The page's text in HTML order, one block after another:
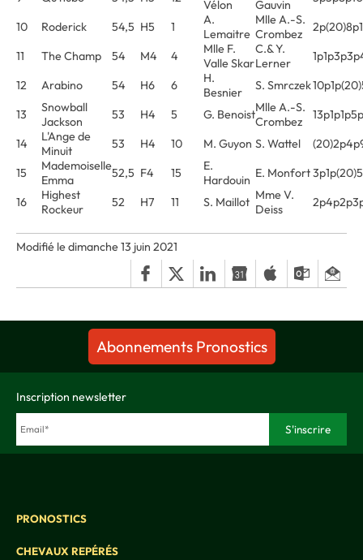
Vélon
Gauvin
10
Roderick 54,5 H5 1
A.
Lemaitre
Mlle A.-S.
Crombez
11
The Champ 54 M4 4
Mlle F.
Valle Skar
C.& Y.
Lerner
12
Arabino 54 H6 6
H.
Besnier
S. Smrczek
13
Snowball
Jackson
53 H4 5 G. BenoistMlle A.-S.
Crombez
14
L'Ange de
Minuit
53 H4 10 M. Guyon S. Wattel
15
Mademoiselle
Emma
52,5 F4 15
E.
Hardouin E. Monfort
16
Highest
Rockeur
52 H7 11 S. Maillot Mme V.
Deiss
Modifié le dimanche 13 juin 2021
Abonnements Pronostics
Inscription newsletter
PRONOSTICS
CHEVAUX REPÉRÉS